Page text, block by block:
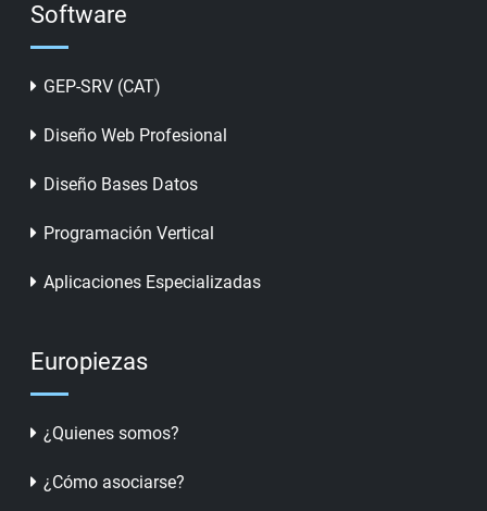
Software
GEP-SRV (CAT)
Diseño Web Profesional
Diseño Bases Datos
Programación Vertical
Aplicaciones Especializadas
Europiezas
¿Quienes somos?
¿Cómo asociarse?